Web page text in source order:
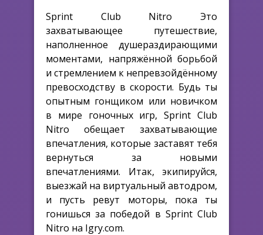
Sprint Club Nitro Это
захватывающее путешествие,
наполненное душераздирающими
моментами, напряжённой борьбой
и стремлением к непревзойдённому
превосходству в скорости. Будь ты
опытным гонщиком или новичком
в мире гоночных игр, Sprint Club
Nitro обещает захватывающие
впечатления, которые заставят тебя
вернуться за новыми
впечатлениями. Итак, экипируйся,
выезжай на виртуальный автодром,
и пусть ревут моторы, пока ты
гонишься за победой в Sprint Club
Nitro на Igry.com.